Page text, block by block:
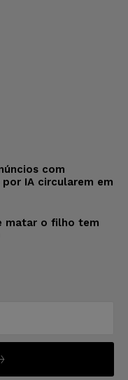
com
IA circularem em
matar o filho tem